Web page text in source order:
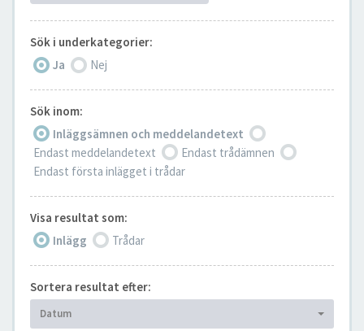
Sök i underkategorier:
Ja
Nej
Sök inom:
Inläggsämnen och meddelandetext
Endast meddelandetext
Endast trådämnen
Endast första inlägget i trådar
Visa resultat som:
Inlägg
Trådar
Sortera resultat efter:
Datum